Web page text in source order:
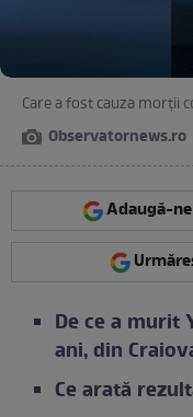
Care a fost cauza morții
Observatornews.ro
Adaugă-
De ce a murit
ani, din
Ce arată